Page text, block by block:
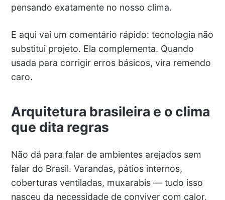
pensando exatamente no nosso clima.
E aqui vai um comentário rápido: tecnologia não
substitui projeto. Ela complementa. Quando
usada para corrigir erros básicos, vira remendo
caro.
Arquitetura brasileira e o clima
que dita regras
Não dá para falar de ambientes arejados sem
falar do Brasil. Varandas, pátios internos,
coberturas ventiladas, muxarabis — tudo isso
nasceu da necessidade de conviver com calor,